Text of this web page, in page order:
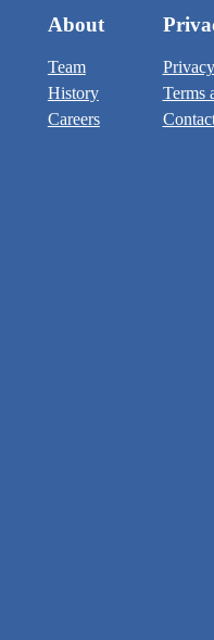
About
Team
History
Careers
Terms